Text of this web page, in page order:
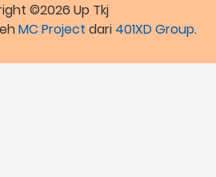
©2026 Up Tkj
MC Project dari 401XD Group.